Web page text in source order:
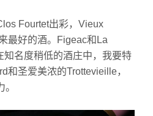
Fourtet出彩，Vieux
最好的酒。Figeac和La
名度稍低的酒庄中，我要特
和圣爱美浓的Trottevieille，